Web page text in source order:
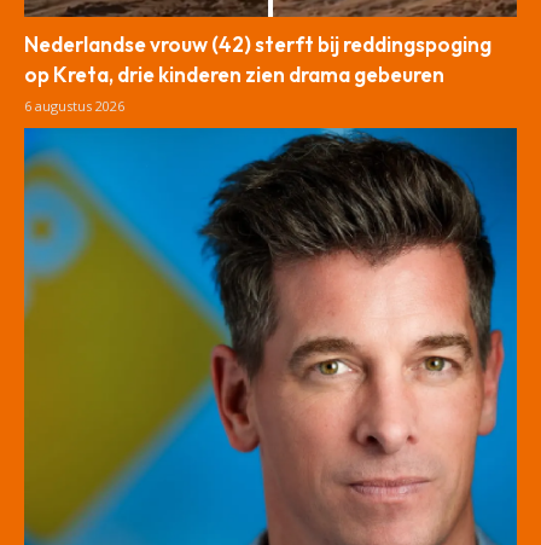
Nederlandse vrouw (42) sterft bij reddingspoging
op Kreta, drie kinderen zien drama gebeuren
6 augustus 2026